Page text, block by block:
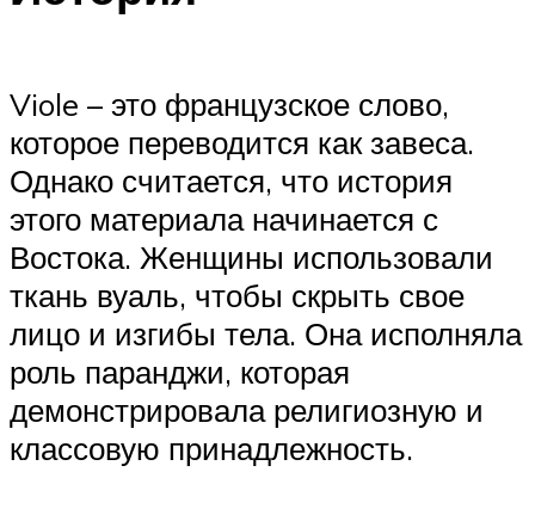
Viole – это французское слово,
которое переводится как завеса.
Однако считается, что история
этого материала начинается с
Востока. Женщины использовали
ткань вуаль, чтобы скрыть свое
лицо и изгибы тела. Она исполняла
роль паранджи, которая
демонстрировала религиозную и
классовую принадлежность.